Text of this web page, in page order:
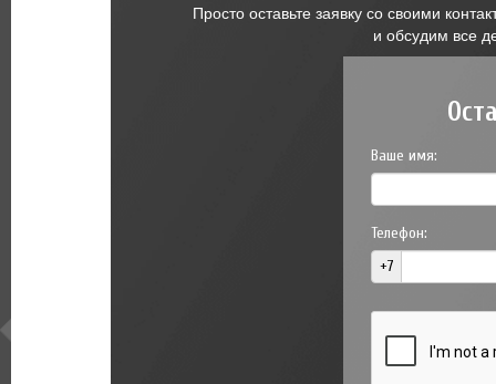
Просто оставьте заявку со своими
и обсудим все
Ваше имя:
Телефон:
+7